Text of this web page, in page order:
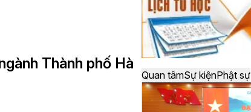
Thành phố Hà
Quan tâmSự kiệnPhật sự